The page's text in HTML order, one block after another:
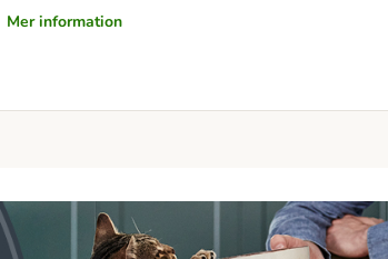
Mer information